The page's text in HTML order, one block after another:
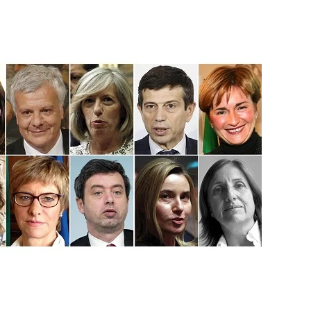
Informazione
al biologico italiano
Nord. Il settore è a
Evidenza Informazione
Acque sempre agitate tra i
democratici di Caposele